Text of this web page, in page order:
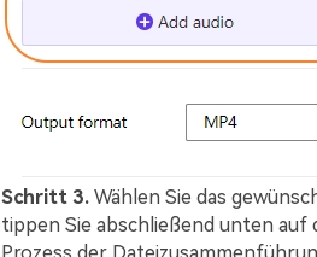
Schritt 3. Wählen Sie das
tippen Sie abschließend unten auf
Prozess der